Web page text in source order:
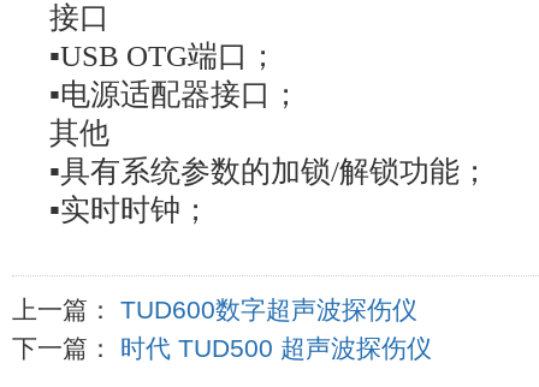
接口
▪USB OTG端口；
▪电源适配器接口；
其他
▪具有系统参数的加锁/解锁功能；
▪实时时钟；
上一篇： TUD600数字超声波探伤仪
下一篇： 时代 TUD500 超声波探伤仪